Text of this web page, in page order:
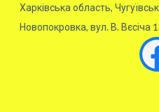
Харківська область,
Новопокровка, вул. В. Вєсіча